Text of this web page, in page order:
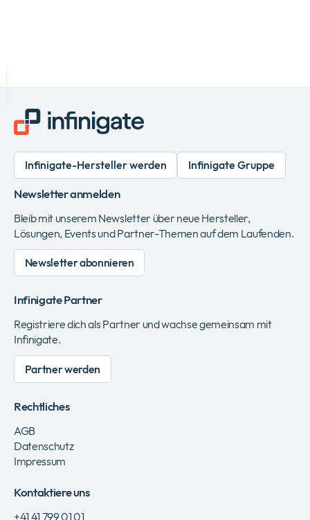
Infinigate-Hersteller werden Infinigate Gruppe
Newsletter anmelden
Bleib mit unserem Newsletter über neue Hersteller,
Lösungen, Events und Partner-Themen auf dem Laufenden.
Newsletter abonnieren
Infinigate Partner
Registriere dich als Partner und wachse gemeinsam mit
Infinigate.
Partner werden
Rechtliches
AGB
Datenschutz
Impressum
Kontaktiere uns
+41 41 799 01 01